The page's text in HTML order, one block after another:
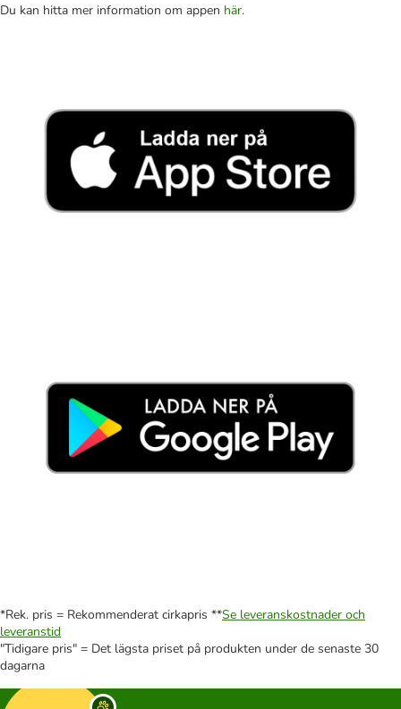
Du kan hitta mer information om appen här.
*Rek. pris = Rekommenderat cirkapris **Se leveranskostnader och
leveranstid
"Tidigare pris" = Det lägsta priset på produkten under de senaste 30
dagarna